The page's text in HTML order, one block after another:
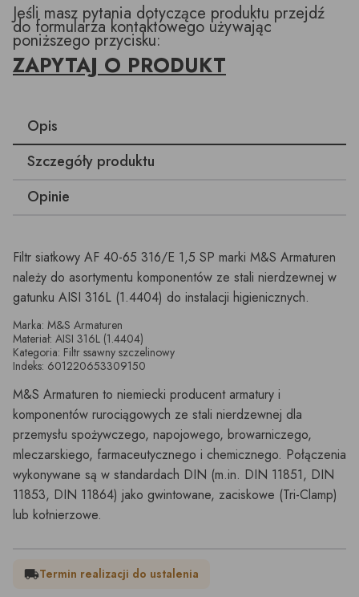
Jeśli masz pytania dotyczące produktu przejdź
do formularza kontaktowego używając
poniższego przycisku:
ZAPYTAJ O PRODUKT
Opis
Szczegóły produktu
Opinie
Filtr siatkowy AF 40-65 316/E 1,5 SP marki M&S Armaturen
należy do asortymentu komponentów ze stali nierdzewnej w
gatunku AISI 316L (1.4404) do instalacji higienicznych.
Marka: M&S Armaturen
Materiał: AISI 316L (1.4404)
Kategoria: Filtr ssawny szczelinowy
Indeks: 601220653309150
M&S Armaturen to niemiecki producent armatury i
komponentów rurociągowych ze stali nierdzewnej dla
przemysłu spożywczego, napojowego, browarniczego,
mleczarskiego, farmaceutycznego i chemicznego. Połączenia
wykonywane są w standardach DIN (m.in. DIN 11851, DIN
11853, DIN 11864) jako gwintowane, zaciskowe (Tri-Clamp)
lub kołnierzowe.
local_shippingTermin realizacji do ustalenia